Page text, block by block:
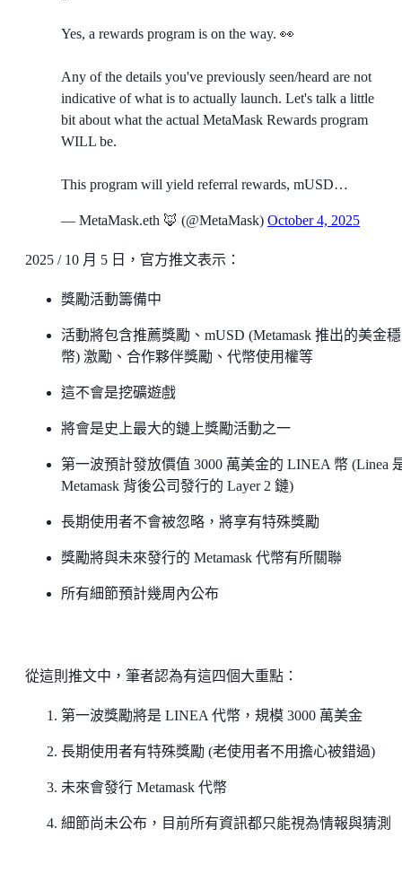
Yes, a rewards program is on the way. 👀
Any of the details you've previously seen/heard are not
indicative of what is to actually launch. Let's talk a little
bit about what the actual MetaMask Rewards program
WILL be.
This program will yield referral rewards, mUSD…
— MetaMask.eth 🦊 (@MetaMask) October 4, 2025
2025 / 10 月 5 日，官方推文表示：
獎勵活動籌備中
活動將包含推薦獎勵、mUSD (Metamask 推出的美金
幣) 激勵、合作夥伴獎勵、代幣使用權等
這不會是挖礦遊戲
將會是史上最大的鏈上獎勵活動之一
第一波預計發放價值 3000 萬美金的 LINEA 幣 (Linea
Metamask 背後公司發行的 Layer 2 鏈)
長期使用者不會被忽略，將享有特殊獎勵
獎勵將與未來發行的 Metamask 代幣有所關聯
所有細節預計幾周內公布
從這則推文中，筆者認為有這四個大重點：
第一波獎勵將是 LINEA 代幣，規模 3000 萬美金
長期使用者有特殊獎勵 (老使用者不用擔心被錯過)
未來會發行 Metamask 代幣
細節尚未公布，目前所有資訊都只能視為情報與猜測